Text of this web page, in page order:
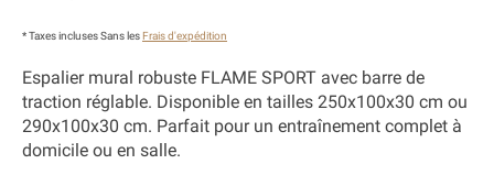
* Taxes incluses Sans lesFrais d'expédition
Espalier mural robuste FLAME SPORT avec barre de
traction réglable. Disponible en tailles 250x100x30 cm ou
290x100x30 cm. Parfait pour un entraînement complet à
domicile ou en salle.